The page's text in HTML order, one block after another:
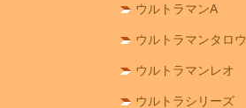
ウルトラマンA
ウルトラマンタロウ
ウルトラマンレオ
ウルトラシリーズ